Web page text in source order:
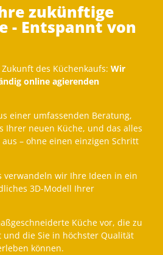
zukünftige
- Entspannt von
des Küchenkaufs: Wir
online agierenden
einer umfassenden Beratung,
Ihrer neuen Küche, und das alles
– ohne einen einzigen Schritt
verwandeln wir Ihre Ideen in ein
3D-Modell Ihrer
Küche vor, die zu
und die Sie in höchster Qualität
können.